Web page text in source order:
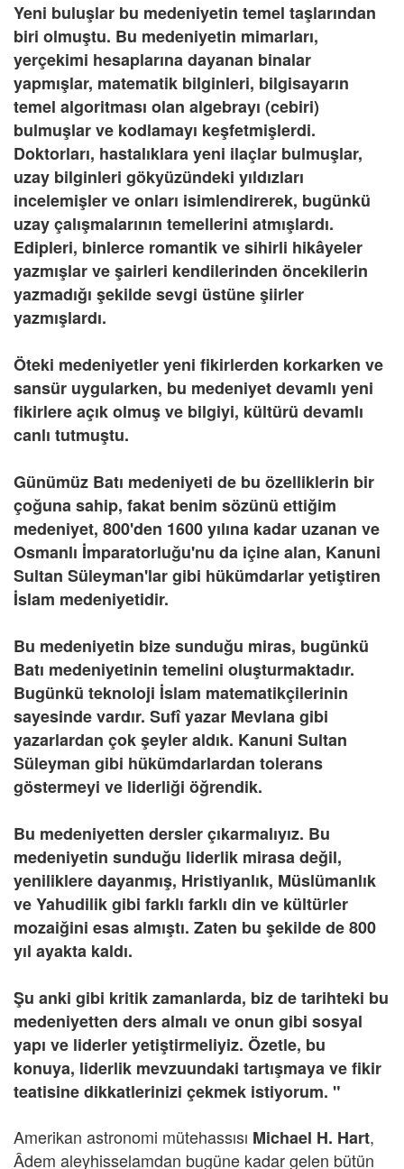
Yeni buluşlar bu medeniyetin temel taşlarından
biri olmuştu. Bu medeniyetin mimarları,
yerçekimi hesaplarına dayanan binalar
yapmışlar, matematik bilginleri, bilgisayarın
temel algoritması olan algebrayı (cebiri)
bulmuşlar ve kodlamayı keşfetmişlerdi.
Doktorları, hastalıklara yeni ilaçlar bulmuşlar,
uzay bilginleri gökyüzündeki yıldızları
incelemişler ve onları isimlendirerek, bugünkü
uzay çalışmalarının temellerini atmışlardı.
Edipleri, binlerce romantik ve sihirli hikâyeler
yazmışlar ve şairleri kendilerinden öncekilerin
yazmadığı şekilde sevgi üstüne şiirler
yazmışlardı.
Öteki medeniyetler yeni fikirlerden korkarken ve
sansür uygularken, bu medeniyet devamlı yeni
fikirlere açık olmuş ve bilgiyi, kültürü devamlı
canlı tutmuştu.
Günümüz Batı medeniyeti de bu özelliklerin bir
çoğuna sahip, fakat benim sözünü ettiğim
medeniyet, 800'den 1600 yılına kadar uzanan ve
Osmanlı İmparatorluğu'nu da içine alan, Kanuni
Sultan Süleyman'lar gibi hükümdarlar yetiştiren
İslam medeniyetidir.
Bu medeniyetin bize sunduğu miras, bugünkü
Batı medeniyetinin temelini oluşturmaktadır.
Bugünkü teknoloji İslam matematikçilerinin
sayesinde vardır. Sufî yazar Mevlana gibi
yazarlardan çok şeyler aldık. Kanuni Sultan
Süleyman gibi hükümdarlardan tolerans
göstermeyi ve liderliği öğrendik.
Bu medeniyetten dersler çıkarmalıyız. Bu
medeniyetin sunduğu liderlik mirasa değil,
yeniliklere dayanmış, Hristiyanlık, Müslümanlık
ve Yahudilik gibi farklı farklı din ve kültürler
mozaiğini esas almıştı. Zaten bu şekilde de 800
yıl ayakta kaldı.
Şu anki gibi kritik zamanlarda, biz de tarihteki bu
medeniyetten ders almalı ve onun gibi sosyal
yapı ve liderler yetiştirmeliyiz. Özetle, bu
konuya, liderlik mevzuundaki tartışmaya ve fikir
teatisine dikkatlerinizi çekmek istiyorum. "
Amerikan astronomi mütehassısı Michael H. Hart,
Âdem aleyhisselamdan bugüne kadar gelen bütün